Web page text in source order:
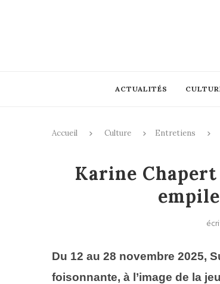
ACTUALITÉS
Accueil Culture Entretiens
Karine Chapert
Du 12 au 28 novembre 2025,
foisonnante, à l’image de la